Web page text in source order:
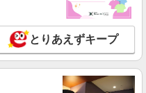
とりあえずキープ